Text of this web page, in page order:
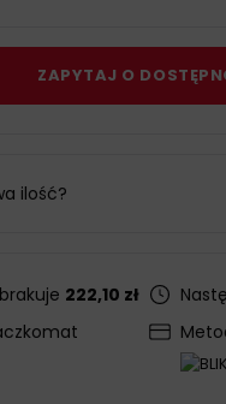
ZAPYTAJ O
ilość?
222,10 zł